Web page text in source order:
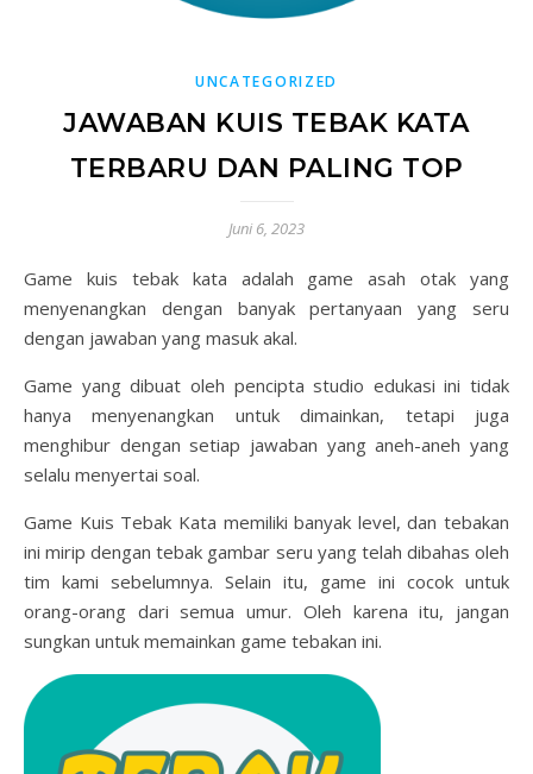
UNCATEGORIZED
JAWABAN KUIS TEBAK KATA
TERBARU DAN PALING TOP
Juni 6, 2023
Game kuis tebak kata adalah game asah otak yang
menyenangkan dengan banyak pertanyaan yang seru
dengan jawaban yang masuk akal.
Game yang dibuat oleh pencipta studio edukasi ini tidak
hanya menyenangkan untuk dimainkan, tetapi juga
menghibur dengan setiap jawaban yang aneh-aneh yang
selalu menyertai soal.
Game Kuis Tebak Kata memiliki banyak level, dan tebakan
ini mirip dengan tebak gambar seru yang telah dibahas oleh
tim kami sebelumnya. Selain itu, game ini cocok untuk
orang-orang dari semua umur. Oleh karena itu, jangan
sungkan untuk memainkan game tebakan ini.